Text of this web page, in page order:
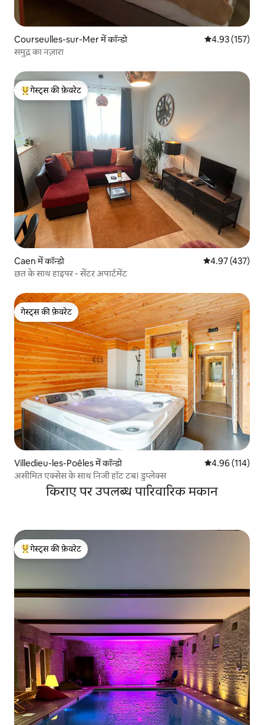
Courseulles-sur-Mer में कॉन्डो औसत रेटिंग 5 में से
4.93 (157)
समुद्र का नज़ारा
गेस्ट्स का टॉप फ़ेवरेट
गेस्ट्स की फ़ेवरेट
Caen में कॉन्डो औसत रेटिंग 5 में से
4.97 (437)
छत के साथ हाइपर - सेंटर अपार्टमेंट
गेस्ट्स की फ़ेवरेट
गेस्ट्स की फ़ेवरेट
Villedieu-les-Poêles में कॉन्डो औसत रेटिंग 5 में से
4.96 (114)
असीमित एक्सेस के साथ निजी हॉट टब। डुप्लेक्स
किराए पर उपलब्ध पारिवारिक मकान
गेस्ट्स का टॉप फ़ेवरेट
गेस्ट्स की फ़ेवरेट